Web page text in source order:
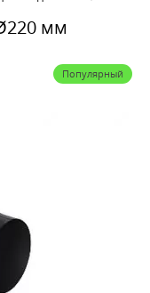
мм
Популярный